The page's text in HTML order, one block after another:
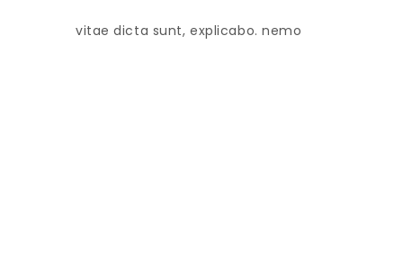
vitae dicta sunt, explicabo. nemo